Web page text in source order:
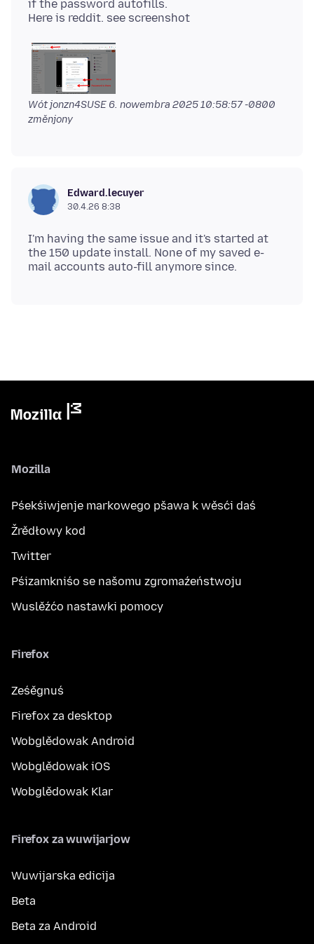
if the password autofills.
Wót jonzn4SUSE 6. nowembra 2025 10:58:57 -0800
změnjony
Edward.lecuyer
30.4.26 8:38
I'm having the same issue and it's started at
the 150 update install. None of my saved e-
Mozilla
Pśekśiwjenje markowego pšawa k wěsći daś
Žrědłowy kod
Twitter
Pśizamkniśo se našomu zgromaźeństwoju
Wuslěźćo nastawki pomocy
Firefox
Ześěgnuś
Firefox za desktop
Wobglědowak Android
Wobglědowak iOS
Wobglědowak Klar
Firefox za wuwijarjow
Wuwijarska edicija
Beta
Beta za Android